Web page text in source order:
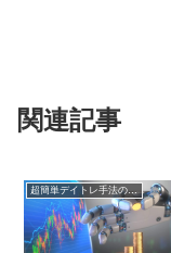
関連記事
超簡単デイトレ手法の成績